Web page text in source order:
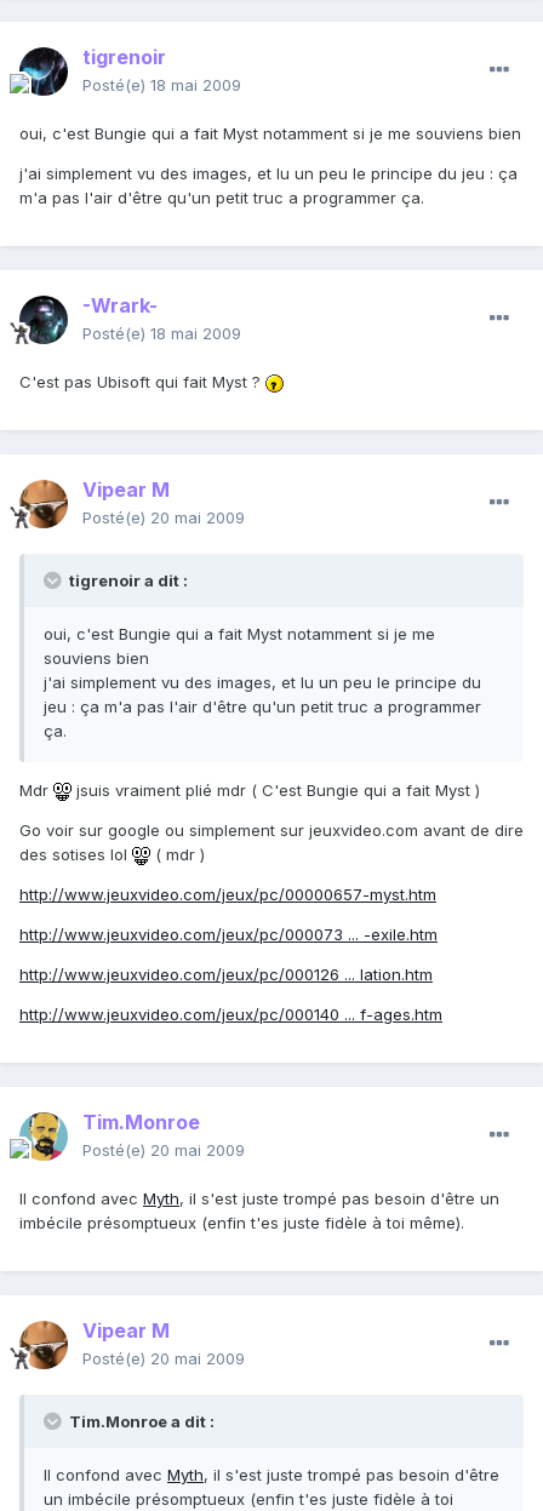
tigrenoir
Posté(e) 18 mai 2009
oui, c'est Bungie qui a fait Myst notamment si je me souviens bien
j'ai simplement vu des images, et lu un peu le principe du jeu : ça
m'a pas l'air d'être qu'un petit truc a programmer ça.
-Wrark-
Posté(e) 18 mai 2009
C'est pas Ubisoft qui fait Myst ?
Vipear M
Posté(e) 20 mai 2009
tigrenoir a dit :
oui, c'est Bungie qui a fait Myst notamment si je me
souviens bien
j'ai simplement vu des images, et lu un peu le principe du
jeu : ça m'a pas l'air d'être qu'un petit truc a programmer
ça.
Mdr jsuis vraiment plié mdr ( C'est Bungie qui a fait Myst )
Go voir sur google ou simplement sur jeuxvideo.com avant de dire
des sotises lol
( mdr )
http://www.jeuxvideo.com/jeux/pc/00000657-myst.htm
http://www.jeuxvideo.com/jeux/pc/000073 ... -exile.htm
http://www.jeuxvideo.com/jeux/pc/000126 ... lation.htm
http://www.jeuxvideo.com/jeux/pc/000140 ... f-ages.htm
Tim.Monroe
Posté(e) 20 mai 2009
Il confond avec Myth, il s'est juste trompé pas besoin d'être un
imbécile présomptueux (enfin t'es juste fidèle à toi même).
Vipear M
Posté(e) 20 mai 2009
Tim.Monroe a dit :
Il confond avec Myth, il s'est juste trompé pas besoin d'être
un imbécile présomptueux (enfin t'es juste fidèle à toi